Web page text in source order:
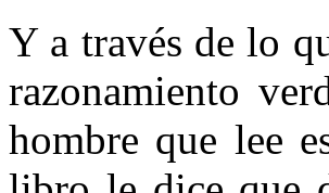
Y a través de lo
razonamiento
hombre que lee